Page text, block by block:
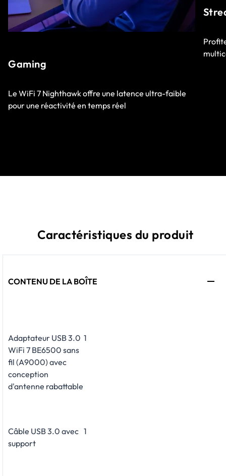
Gaming
Le WiFi 7 Nighthawk offre une latence ultra-faible
pour une réactivité en temps réel
Caractéristiques du produit
CONTENU DE LA BOÎTE
Adaptateur USB 3.0
WiFi 7 BE6500 sans
fil (A9000) avec
conception
d'antenne rabattable
1
Câble USB 3.0 avec
support
1